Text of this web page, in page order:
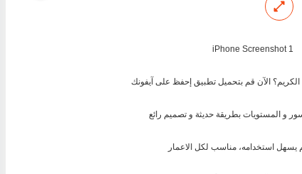
الآن قم بتحميل تطبيق إحفظ على آيفونك
و المستويات بطريقة حديثة و تصميم رائع
يسهل استخدامه، مناسب لكل الاعمار